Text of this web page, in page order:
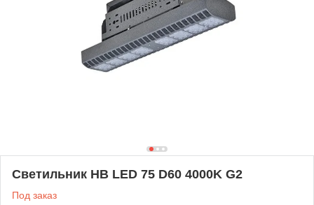
Светильник HB LED 75 D60 4000K G2
Под заказ